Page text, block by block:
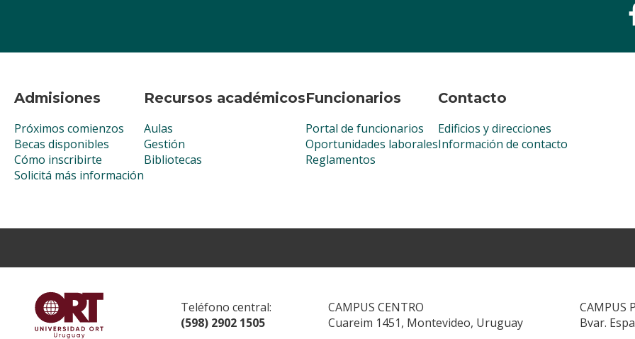
Admisiones
Próximos comienzos
Becas disponibles
Cómo inscribirte
Solicitá más información
Recursos académicos
Aulas
Gestión
Bibliotecas
Funcionarios
Portal de funcionarios
Oportunidades laborales
Reglamentos
Contacto
Edificios y direcciones
Información de contacto
Teléfono central:
(598) 2902 1505
CAMPUS CENTRO
Cuareim 1451, Montevideo, Uruguay
CAMPUS
Bvar.